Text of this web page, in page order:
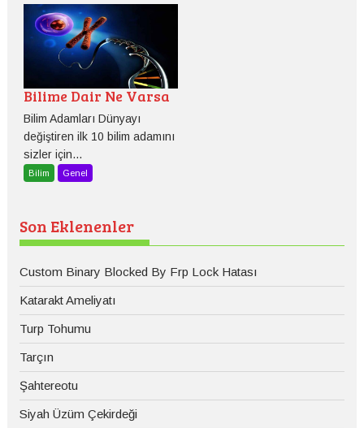
Bilime Dair Ne Varsa
Bilim Adamları Dünyayı
değiştiren ilk 10 bilim adamını
sizler için...
Bilim Genel
Son Eklenenler
Custom Binary Blocked By Frp Lock Hatası
Katarakt Ameliyatı
Turp Tohumu
Tarçın
Şahtereotu
Siyah Üzüm Çekirdeği